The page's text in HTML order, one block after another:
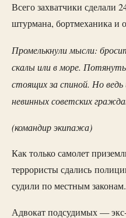
Всего захватчики сделали
штурмана, бортмеханика и
Промелькнули мысли:
скалы или в море. Потянуть
стоящих за спиной. Но
невинных советских
(командир экипажа)
Как только самолет
террористы сдались
судили по местным законам.
Адвокат подсудимых —